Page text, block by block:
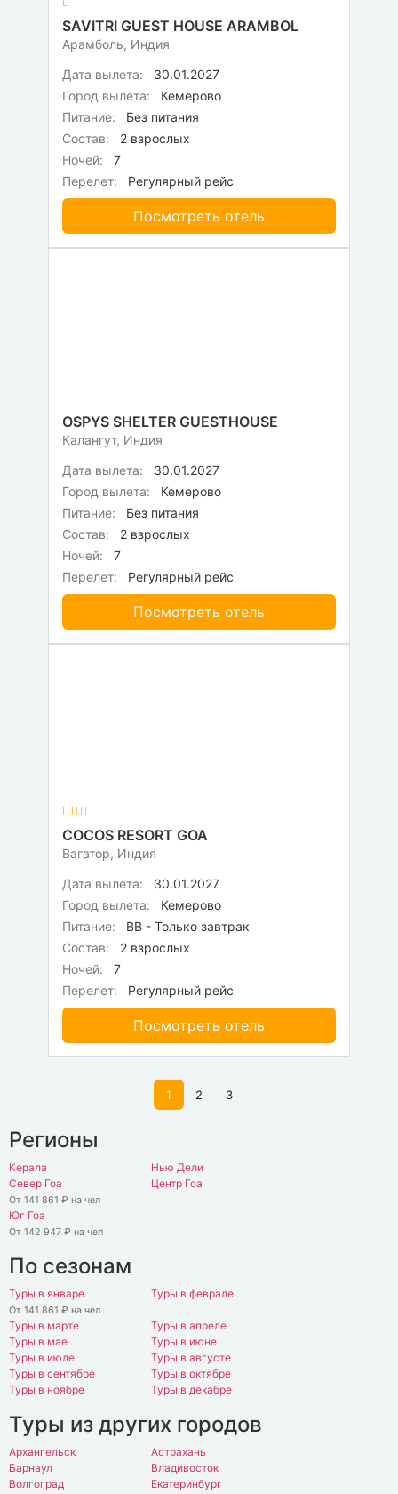
SAVITRI GUEST HOUSE ARAMBOL
Арамболь, Индия
Дата вылета:
30.01.2027
Город вылета:
Кемерово
Питание:
Без питания
Состав:
2 взрослых
Ночей:
7
Перелет:
Регулярный рейс
Посмотреть отель
OSPYS SHELTER GUESTHOUSE
Калангут, Индия
Дата вылета:
30.01.2027
Город вылета:
Кемерово
Питание:
Без питания
Состав:
2 взрослых
Ночей:
7
Перелет:
Регулярный рейс
Посмотреть отель
COCOS RESORT GOA
Вагатор, Индия
Дата вылета:
30.01.2027
Город вылета:
Кемерово
Питание:
BB - Только завтрак
Состав:
2 взрослых
Ночей:
7
Перелет:
Регулярный рейс
Посмотреть отель
1 2 3
Регионы
Керала
Нью Дели
Север Гоа
От 141 861 ₽ на чел
Центр Гоа
Юг Гоа
От 142 947 ₽ на чел
По сезонам
Туры в январе
От 141 861 ₽ на чел
Туры в феврале
Туры в марте
Туры в апреле
Туры в мае
Туры в июне
Туры в июле
Туры в августе
Туры в сентябре
Туры в октябре
Туры в ноябре
Туры в декабре
Туры из других городов
Архангельск
Астрахань
Барнаул
Владивосток
Волгоград
Екатеринбург